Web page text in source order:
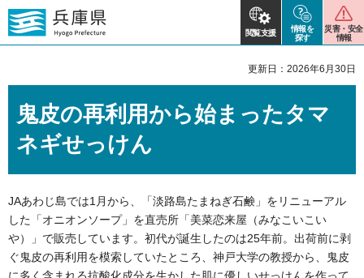
閲覧支援
情報を
探す
災害・安全
情報
更新日：2026年6月30日
鬼皮の再利用から始まったタマ
ネギせっけん
JAあわじ島では1月から、「淡路島たまねぎ石鹸」をリニューアル
した「オニオンソープ」を直売所「美菜恋来屋（みなこいこい
や）」で販売しています。初代が誕生したのは25年前。出荷前に剥
ぐ鬼皮の再利用を模索していたところ、神戸大学の教授から、鬼皮
に多く含まれる抗酸化成分を生かした肌に優しいせっけんを作って